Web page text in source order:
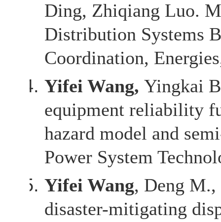
Ding, Zhiqiang Luo.
Distribution Systems
Coordination,
Yifei Wang, Yingkai
equipment reliability
hazard model and
Power System
Yifei Wang, Deng M.,
disaster-mitigating